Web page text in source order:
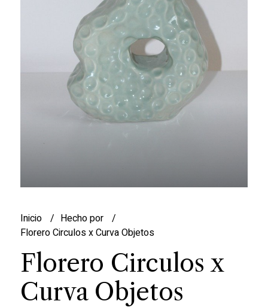
Inicio
Hecho por
Florero Circulos x Curva Objetos
Florero Circulos x
Curva Objetos